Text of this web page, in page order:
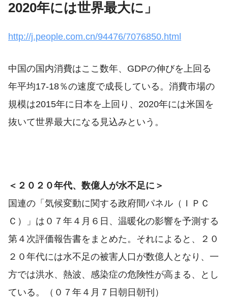
2020年には世界最大に」
http://j.people.com.cn/94476/7076850.html
中国の国内消費はここ数年、GDPの伸びを上回る
年平均17-18％の速度で成長している。消費市場の
規模は2015年に日本を上回り、2020年には米国を
抜いて世界最大になる見込みという。
＜２０２０年代、数億人が水不足に＞
国連の「気候変動に関する政府間パネル（ＩＰＣ
Ｃ）」は０７年４月６日、温暖化の影響を予測する
第４次評価報告書をまとめた。それによると、２０
２０年代には水不足の被害人口が数億人となり、一
方では洪水、熱波、感染症の危険性が高まる、とし
ている。（０７年４月７日朝日朝刊）